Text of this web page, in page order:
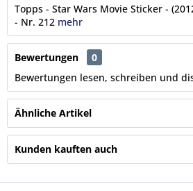
Topps - Star Wars Movie Sticker -
- Nr. 212 mehr
Bewertungen
0
Bewertungen lesen, schreiben und
Ähnliche Artikel
Kunden kauften auch